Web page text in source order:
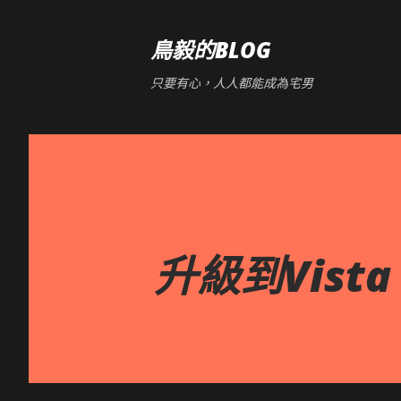
鳥毅的BLOG
只要有心，人人都能成為宅男
升級到Vista